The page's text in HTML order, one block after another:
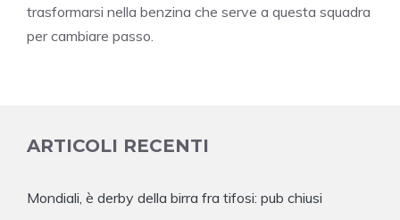
trasformarsi nella benzina che serve a questa squadra
per cambiare passo.
ARTICOLI RECENTI
Mondiali, è derby della birra fra tifosi: pub chiusi